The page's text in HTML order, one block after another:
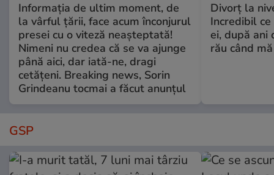
Informația de ultim moment, de
la vârful țării, face acum înconjurul
presei cu o viteză neașteptată!
Nimeni nu credea că se va ajunge
până aici, dar iată-ne, dragi
cetățeni. Breaking news, Sorin
Grindeanu tocmai a făcut anunțul
Divorț la
Incredibil
ei, după ani
rău când
GSP